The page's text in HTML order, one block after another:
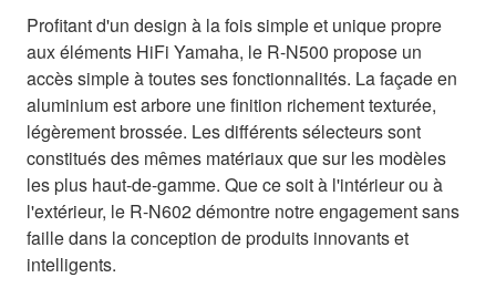
Profitant d'un design à la fois simple et unique propre
aux éléments HiFi Yamaha, le R-N500 propose un
accès simple à toutes ses fonctionnalités. La façade en
aluminium est arbore une finition richement texturée,
légèrement brossée. Les différents sélecteurs sont
constitués des mêmes matériaux que sur les modèles
les plus haut-de-gamme. Que ce soit à l'intérieur ou à
l'extérieur, le R-N602 démontre notre engagement sans
faille dans la conception de produits innovants et
intelligents.